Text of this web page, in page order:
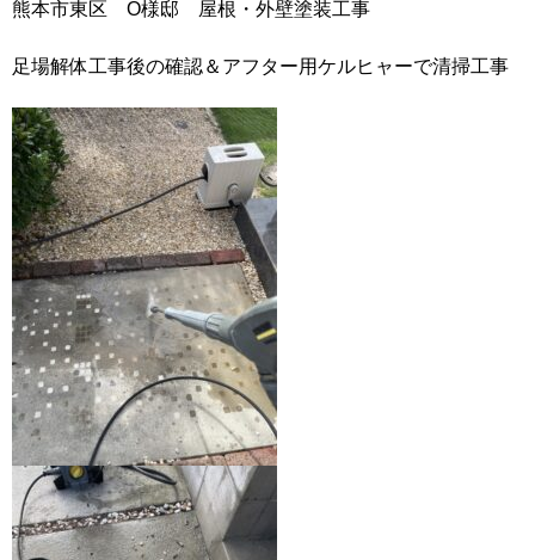
熊本市東区 O様邸 屋根・外壁塗装工事
足場解体工事後の確認＆アフター用ケルヒャーで清掃工事